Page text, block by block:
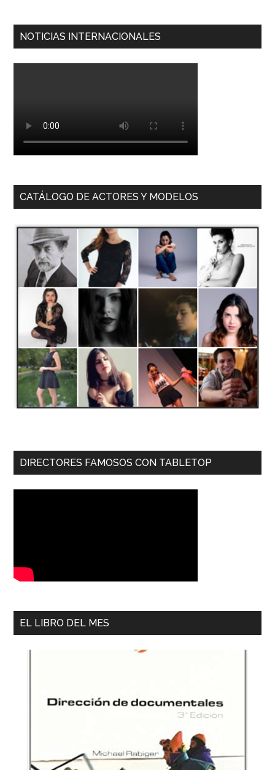
NOTICIAS INTERNACIONALES
CATÁLOGO DE ACTORES Y MODELOS
DIRECTORES FAMOSOS CON TABLETOP
EL LIBRO DEL MES